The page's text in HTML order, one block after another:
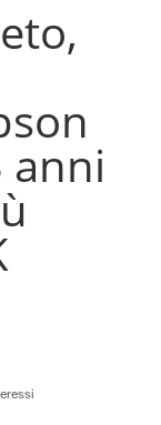
anni